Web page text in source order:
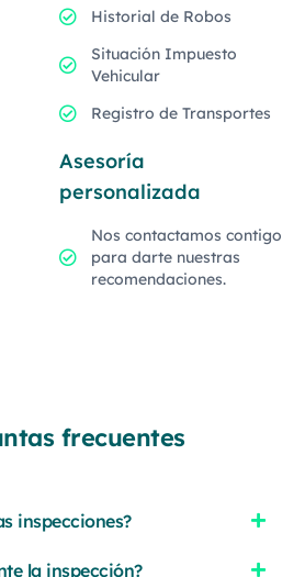
Historial de Robos
Situación Impuesto
Vehicular
Registro de Transportes
Asesoría
personalizada
Nos contactamos contigo
para darte nuestras
recomendaciones.
frecuentes
inspecciones?
la inspección?